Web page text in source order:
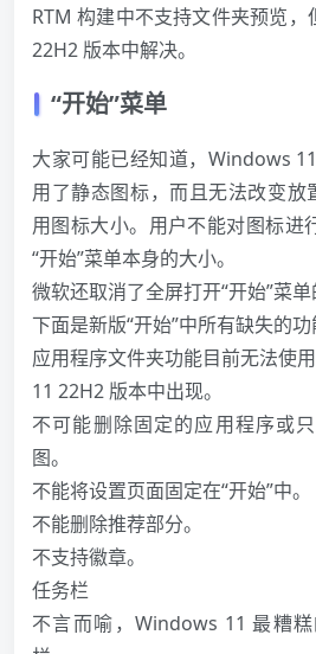
RTM 构建中不支持文件夹预览
22H2 版本中解决。
“开始”菜单
大家可能已经知道，Windows
用了静态图标，而且无法改变放
用图标大小。用户不能对图标进
“开始”菜单本身的大小。
微软还取消了全屏打开“开始”菜单
下面是新版“开始”中所有缺失的功
应用程序文件夹功能目前无法使
11 22H2 版本中出现。
不可能删除固定的应用程序或
图。
不能将设置页面固定在“开始”中。
不能删除推荐部分。
不支持徽章。
任务栏
不言而喻，Windows 11 最糟